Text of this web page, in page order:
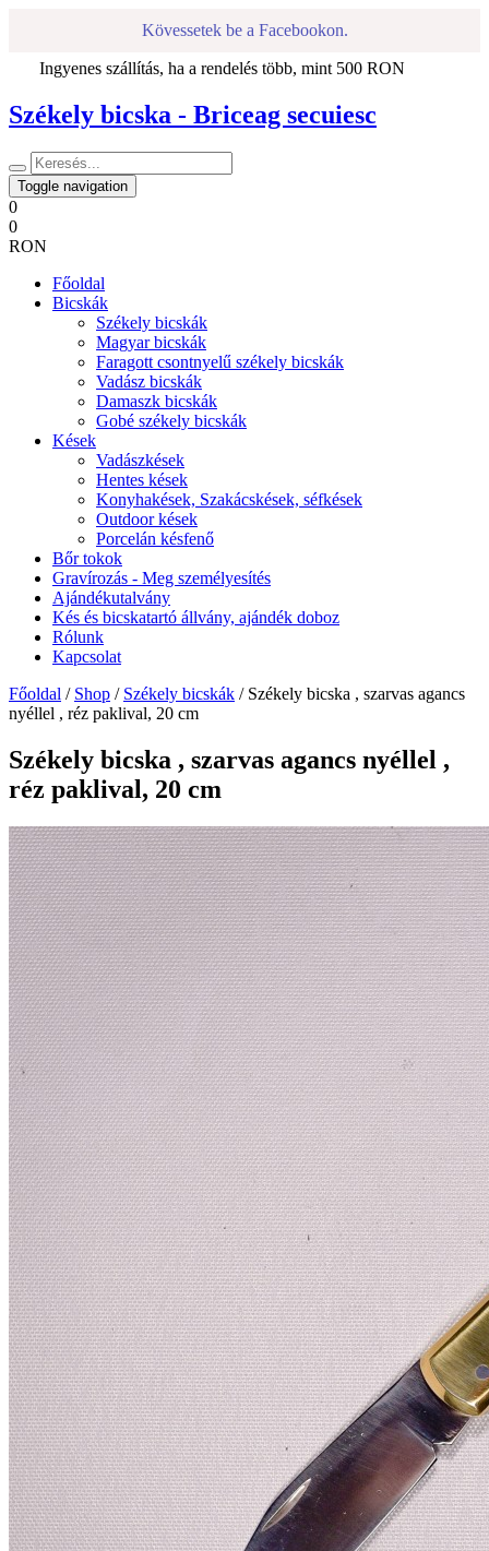
Kövessetek be a Facebookon.
Ingyenes szállítás, ha a rendelés több, mint 500 RON
Székely bicska - Briceag secuiesc
Toggle navigation
0
0
RON
Főoldal
Bicskák
Székely bicskák
Magyar bicskák
Faragott csontnyelű székely bicskák
Vadász bicskák
Damaszk bicskák
Gobé székely bicskák
Kések
Vadászkések
Hentes kések
Konyhakések, Szakácskések, séfkések
Outdoor kések
Porcelán késfenő
Bőr tokok
Gravírozás - Meg személyesítés
Ajándékutalvány
Kés és bicskatartó állvány, ajándék doboz
Rólunk
Kapcsolat
Főoldal / Shop / Székely bicskák / Székely bicska , szarvas agancs
nyéllel , réz paklival, 20 cm
Székely bicska , szarvas agancs nyéllel ,
réz paklival, 20 cm